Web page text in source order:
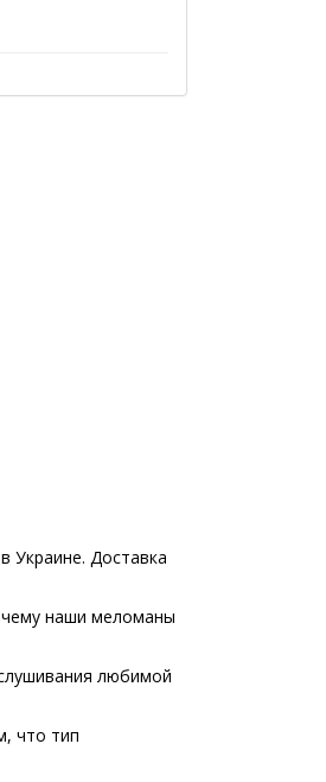
Украине. Доставка
наши меломаны
любимой
что тип